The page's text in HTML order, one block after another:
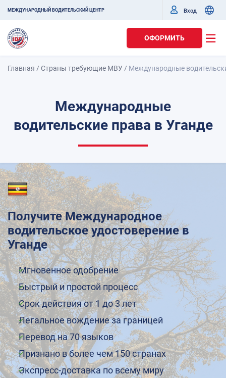
МЕЖДУНАРОДНЫЙ ВОДИТЕЛЬСКИЙ ЦЕНТР Вход
ОФОРМИТЬ
Главная /Страны требующие МВУ / Международные
Международные
водительские права в Уганде
Получите Международное
водительское удостоверение в
Уганде
Мгновенное одобрение
Быстрый и простой процесс
Срок действия от 1 до 3 лет
Легальное вождение за границей
Перевод на 70 языков
Признано в более чем 150 странах
Экспресс-доставка по всему миру